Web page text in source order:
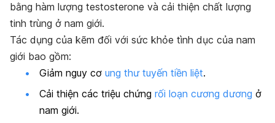
bằng hàm lượng testosterone và cải thiện chất lượng
tinh trùng ở nam giới.
Tác dụng của kẽm đối với sức khỏe tình dục của nam
giới bao gồm:
Giảm nguy cơ ung thư tuyến tiền liệt.
Cải thiện các triệu chứng rối loạn cương dương ở
nam giới.